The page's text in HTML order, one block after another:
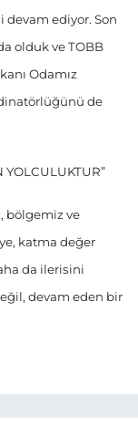
devam ediyor. Son
olduk ve TOBB
Odamız
de
YOLCULUKTUR”
bölgemiz ve
katma değer
da ilerisini
devam eden bir